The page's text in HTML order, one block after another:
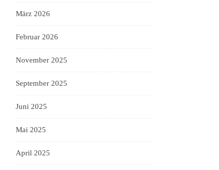
März 2026
Februar 2026
November 2025
September 2025
Juni 2025
Mai 2025
April 2025